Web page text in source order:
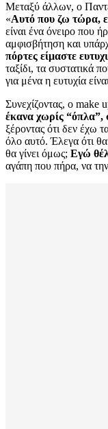
Μεταξύ άλλων, ο
«Αυτό που ζω τώρα,
είναι ένα όνειρο που
αμφισβήτηση και
πόρτες είμαστε
ταξίδι, τα συστατικά
για μένα η ευτυχία
Συνεχίζοντας, ο make
έκανα χωρίς “όπλα”,
ξέροντας ότι δεν έχω
όλο αυτό. Έλεγα ότι θα
θα γίνει όμως; Εγώ
αγάπη που πήρα, να